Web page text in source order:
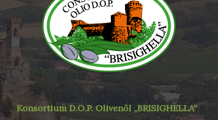
Konsortium D.O.P. Olivenöl „BRISIGHELLA“